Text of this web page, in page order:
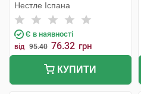
Нестле Іспана
Є в наявності
від 95.40 76.32 грн
КУПИТИ